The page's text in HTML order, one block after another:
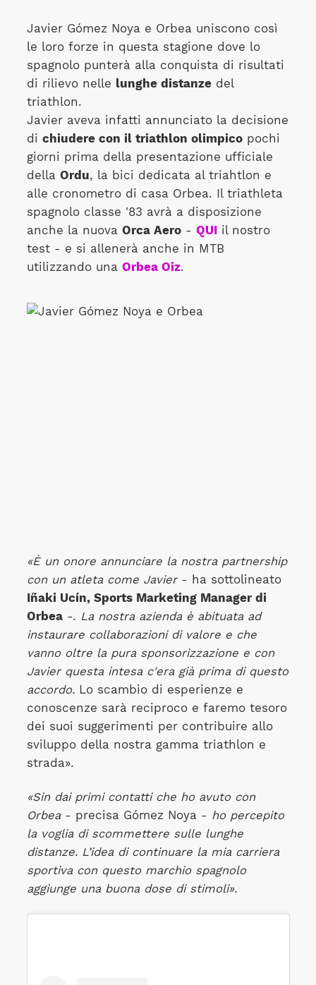
Javier Gómez Noya e Orbea uniscono così
le loro forze in questa stagione dove lo
spagnolo punterà alla conquista di risultati
di rilievo nelle lunghe distanzedel
triathlon.
Javier aveva infatti annunciato la decisione
di chiudere con il triathlon olimpicopochi
giorni prima della presentazione ufficiale
della Ordu, la bici dedicata al triahtlon e
alle cronometro di casa Orbea. Il triathleta
spagnolo classe '83 avrà a disposizione
anche la nuova Orca Aero- QUIil nostro
test - e si allenerà anche in MTB
utilizzando una Orbea Oiz.
«È un onore annunciare la nostra partnership
con un atleta come Javier - ha sottolineato
Iñaki Ucín, Sports Marketing Manager di
Orbea-. La nostra azienda è abituata ad
instaurare collaborazioni di valore e che
vanno oltre la pura sponsorizzazione e con
Javier questa intesa c'era già prima di questo
accordo.Lo scambio di esperienze e
conoscenze sarà reciproco e faremo tesoro
dei suoi suggerimenti per contribuire allo
sviluppo della nostra gamma triathlon e
strada».
«Sin dai primi contatti che ho avuto con
Orbea- precisa Gómez Noya - ho percepito
la voglia di scommettere sulle lunghe
distanze. L’idea di continuare la mia carriera
sportiva con questo marchio spagnolo
aggiunge una buona dose di stimoli».